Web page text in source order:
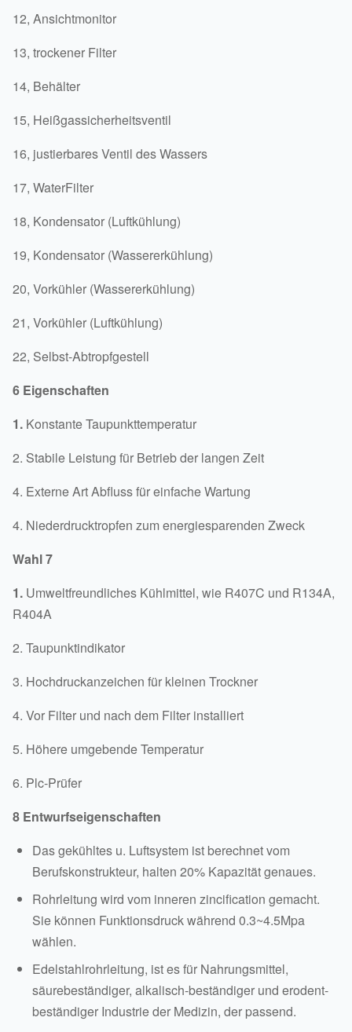
12, Ansichtmonitor
13, trockener Filter
14, Behälter
15, Heißgassicherheitsventil
16, justierbares Ventil des Wassers
17, WaterFilter
18, Kondensator (Luftkühlung)
19, Kondensator (Wassererkühlung)
20, Vorkühler (Wassererkühlung)
21, Vorkühler (Luftkühlung)
22, Selbst-Abtropfgestell
6 Eigenschaften
1. Konstante Taupunkttemperatur
2. Stabile Leistung für Betrieb der langen Zeit
4. Externe Art Abfluss für einfache Wartung
4. Niederdrucktropfen zum energiesparenden Zweck
Wahl 7
1. Umweltfreundliches Kühlmittel, wie R407C und R134A,
R404A
2. Taupunktindikator
3. Hochdruckanzeichen für kleinen Trockner
4. Vor Filter und nach dem Filter installiert
5. Höhere umgebende Temperatur
6. Plc-Prüfer
8 Entwurfseigenschaften
Das gekühltes u. Luftsystem ist berechnet vom
Berufskonstrukteur, halten 20% Kapazität genaues.
Rohrleitung wird vom inneren zincification gemacht.
Sie können Funktionsdruck während 0.3~4.5Mpa
wählen.
Edelstahlrohrleitung, ist es für Nahrungsmittel,
säurebeständiger, alkalisch-beständiger und erodent-
beständiger Industrie der Medizin, der passend.